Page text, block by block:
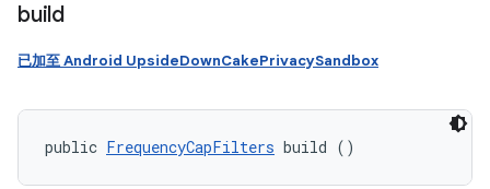
build
已加至 Android UpsideDownCakePrivacySandbox
public FrequencyCapFilters build ()